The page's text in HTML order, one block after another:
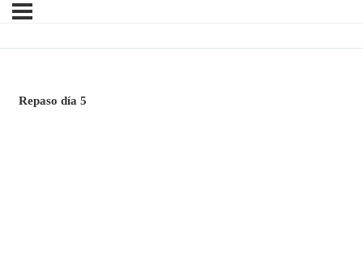
Repaso día 5